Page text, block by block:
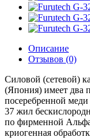
Описание
Отзывов (0)
Силовой (сетевой)
(Япония) имеет два
посеребренной
37 жил
по фирменной
криогенная